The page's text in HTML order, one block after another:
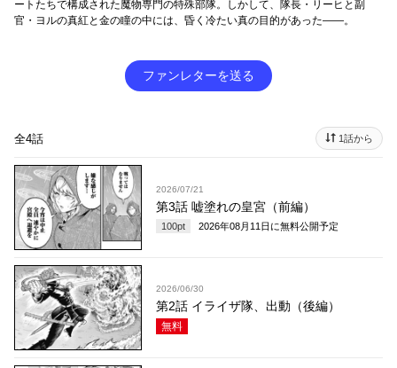
ートたちで構成された魔物専門の特殊部隊。しかして、隊長・リーヒと副
官・ヨルの真紅と金の瞳の中には、昏く冷たい真の目的があった――。
ファンレターを送る
全4話 1話から
2026/07/21
第3話 嘘塗れの皇宮（前編）
100pt 2026年08月11日 に無料公開予定
2026/06/30
第2話 イライザ隊、出動（後編）
無料